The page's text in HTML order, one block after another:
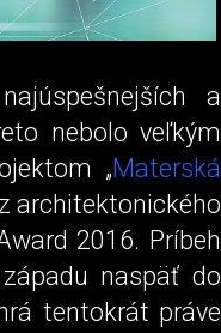
a
nebolo veľkým
„Materská
architektonického
2016. Príbeh
naspäť do
tentokrát práve